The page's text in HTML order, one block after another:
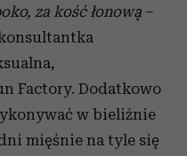
za kość łonową –
Factory. Dodatkowo
w bieliźnie
mięśnie na tyle się